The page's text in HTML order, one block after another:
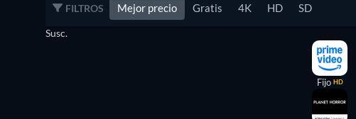
FILTROS Mejor precio Gratis 4K HD SD
Susc.
Fijo HD